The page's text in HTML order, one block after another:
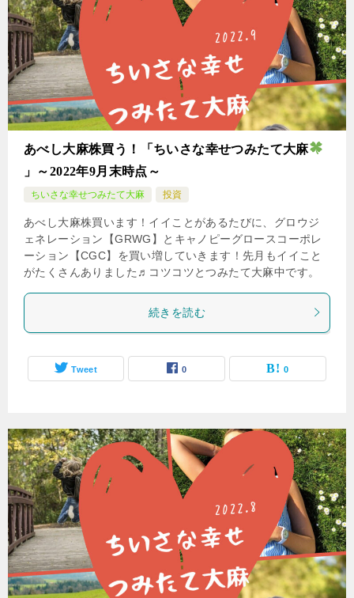
あべし大麻株買う！「ちいさな幸せつみたて大麻
」～2022年9月末時点～
ちいさな幸せつみたて大麻 投資
あべし大麻株買います！イイことがあるたびに、グロウジ
ェネレーション【GRWG】とキャノピーグロースコーポレ
ーション【CGC】を買い増していきます！先月もイイこと
がたくさんありました♬コツコツとつみたて大麻中です。
続きを読む
Tweet 0 0